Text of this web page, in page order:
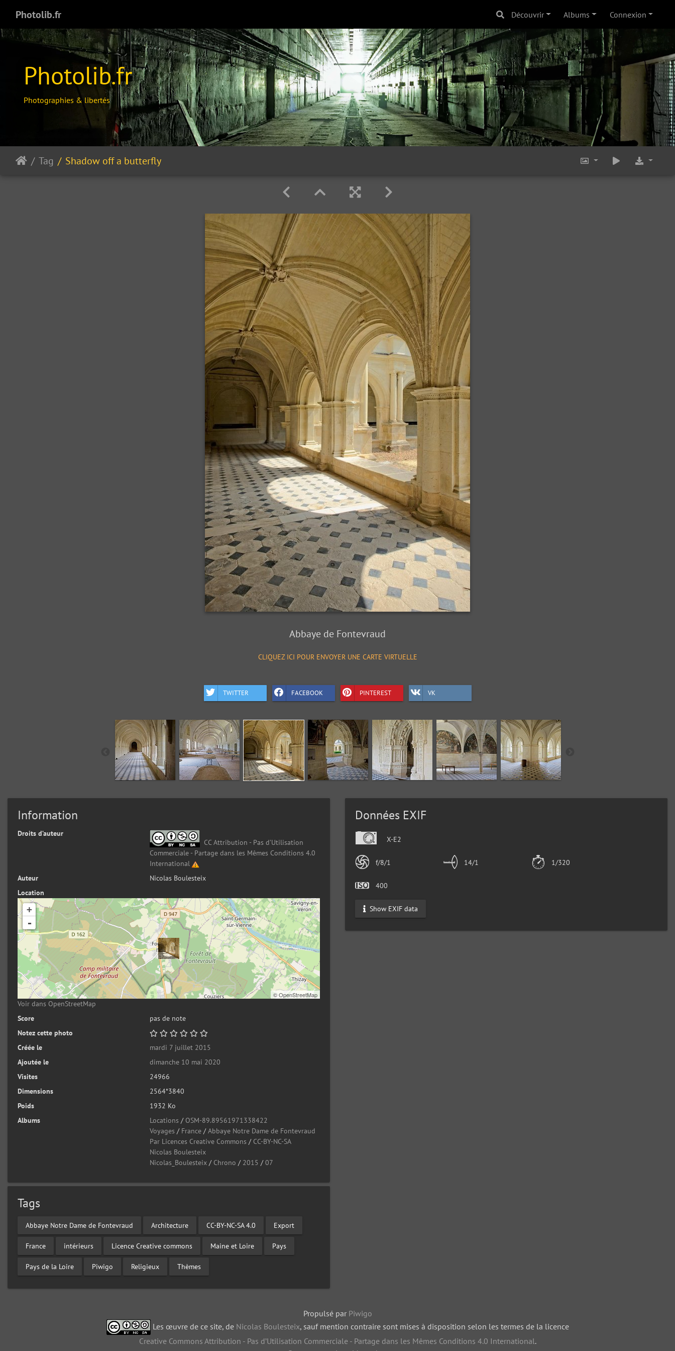
Photolib.fr Découvrir Albums Connexion
Photolib.fr
Photographies & libertés
Tag Shadow off a butterfly
Abbaye de Fontevraud
CLIQUEZ ICI POUR ENVOYER UNE CARTE VIRTUELLE
TWITTER FACEBOOK PINTEREST VK
Information
Droits d’auteur
CC Attribution - Pas d’Utilisation
Commerciale - Partage dans les Mêmes Conditions 4.0
International
Auteur
Nicolas Boulesteix
Location
+
-
©OpenStreetMap
Voir dans OpenStreetMap
Score
pas de note
Notez cette photo
Créée le
mardi 7 juillet 2015
Ajoutée le
dimanche 10 mai 2020
Visites
24966
Dimensions
2564*3840
Poids
1932 Ko
Albums
Locations / OSM-89.89561971338422
Voyages / France /Abbaye Notre Dame de Fontevraud
Par Licences Creative Commons / CC-BY-NC-SA
Nicolas Boulesteix
Nicolas_Boulesteix / Chrono / 2015 /07
Tags
Abbaye Notre Dame de Fontevraud Architecture CC-BY-NC-SA 4.0 Export
France intérieurs Licence Creative commons Maine et Loire Pays
Pays de la Loire Piwigo Religieux Thèmes
Données EXIF
X-E2
f/8/1 14/1 1/320
400
Show EXIF data
Propulsé par Piwigo
Les œuvre de ce site, de Nicolas Boulesteix, sauf mention contraire sont mises à disposition selon les termes de la licence
Creative Commons Attribution - Pas d’Utilisation Commerciale - Partage dans les Mêmes Conditions 4.0 International.